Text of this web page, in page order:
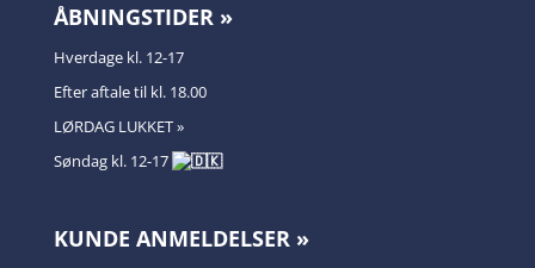
ÅBNINGSTIDER »
Hverdage kl. 12-17
Efter aftale til kl. 18.00
LØRDAG LUKKET »
Søndag kl. 12-17
KUNDE ANMELDELSER »